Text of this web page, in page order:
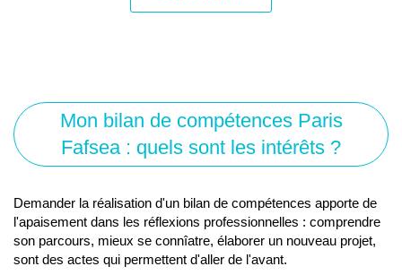
Mon bilan de compétences Paris
Fafsea : quels sont les intérêts ?
Demander la réalisation d'un bilan de compétences apporte de
l'apaisement dans les réflexions professionnelles : comprendre
son parcours, mieux se connîatre, élaborer un nouveau projet,
sont des actes qui permettent d'aller de l'avant.